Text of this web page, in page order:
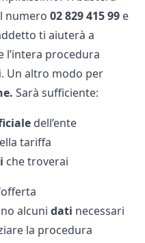
numero 02 829 415 99 e
ti aiuterà a
l’intera procedura
. Un altro modo per
Sarà sufficiente:
dell’ente
tariffa
che troverai
alcuni dati necessari
la procedura